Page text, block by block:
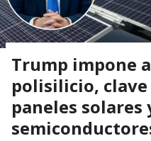
Trump impone
polisilicio,
paneles solares